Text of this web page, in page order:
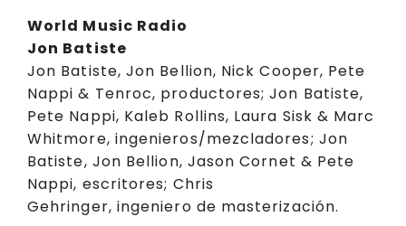
World Music Radio
Jon Batiste
Jon Batiste, Jon Bellion, Nick Cooper, Pete
Nappi & Tenroc, productores; Jon Batiste,
Pete Nappi, Kaleb Rollins, Laura Sisk & Marc
Whitmore, ingenieros/mezcladores; Jon
Batiste, Jon Bellion, Jason Cornet & Pete
Nappi, escritores; Chris
Gehringer, ingeniero de masterización.